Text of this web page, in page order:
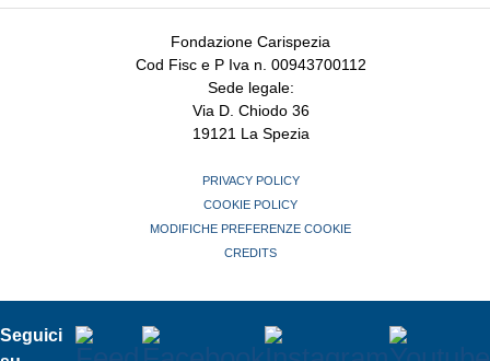
Fondazione Carispezia
Cod Fisc e P Iva n. 00943700112
Sede legale:
Via D. Chiodo 36
19121 La Spezia
PRIVACY POLICY
COOKIE POLICY
MODIFICHE PREFERENZE COOKIE
CREDITS
Seguici